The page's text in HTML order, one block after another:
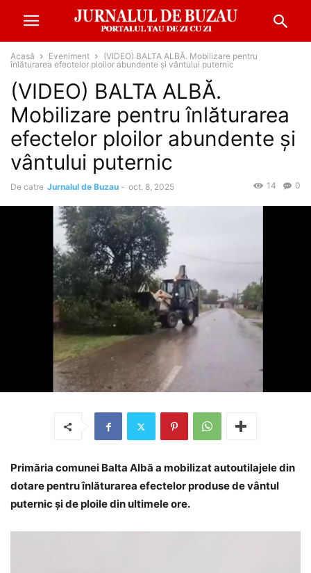
Acasă Eveniment
(VIDEO) BALTA ALBĂ. Mobilizare pentru
înlăturarea efectelor ploilor abundente și vântului puternic
(VIDEO) BALTA ALBĂ.
Mobilizare pentru înlăturarea
efectelor ploilor abundente și
vântului puternic
De catre Jurnalul de Buzau - oct. 8, 2025 0
14
Primăria comunei Balta Albă a mobilizat autoutilajele din
dotare pentru înlăturarea efectelor produse de vântul
puternic și de ploile din ultimele ore.